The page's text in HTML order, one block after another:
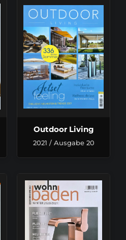
Outdoor Living
2021 / Ausgabe 20